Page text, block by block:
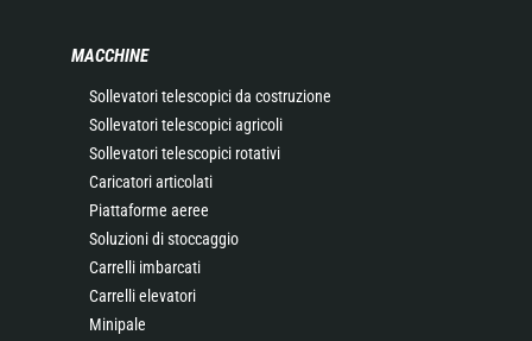
MACCHINE
Sollevatori telescopici da costruzione
Sollevatori telescopici agricoli
Sollevatori telescopici rotativi
Caricatori articolati
Piattaforme aeree
Soluzioni di stoccaggio
Carrelli imbarcati
Carrelli elevatori
Minipale